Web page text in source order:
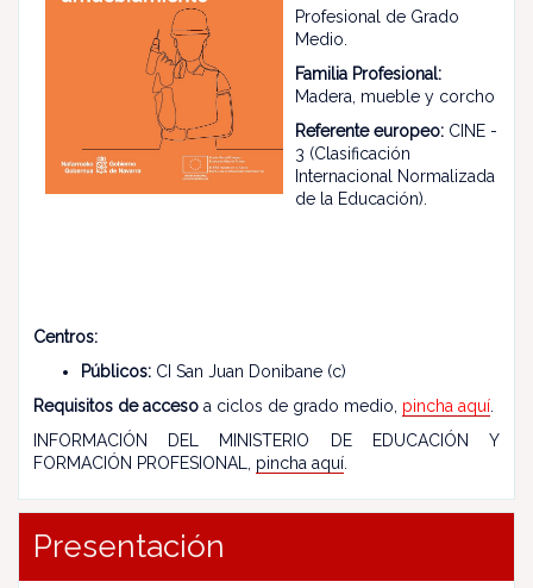
Profesional de Grado
Medio.
Familia Profesional:
Madera, mueble y corcho
Referente europeo: CINE -
3 (Clasificación
Internacional Normalizada
de la Educación).
Centros:
Públicos: CI San Juan Donibane (c)
Requisitos de acceso a ciclos de grado medio, pincha aquí
INFORMACIÓN DEL MINISTERIO DE EDUCACIÓN Y
FORMACIÓN PROFESIONAL, pincha aquí
Presentación